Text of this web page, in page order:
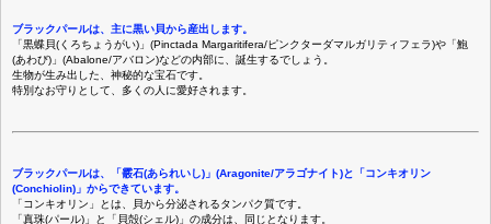
ブラックパールは、主に黒い貝から産出します。
「黒蝶貝(くろちょうがい)」(Pinctada Margaritifera/ピンクターダマルガリティフェラ)や「鮑
(あわび)」(Abalone/アバロン)などの内部に、誕生するでしょう。
生物が生み出した、神秘的な宝石です。
特別なお守りとして、多くの人に愛好されます。
ブラックパールは、「霰石(あられいし)」(Aragonite/アラゴナイト)と「コンキオリン
(Conchiolin)」からできています。
「コンキオリン」とは、貝から分泌されるタンパク質です。
「真珠(パール)」と「貝殻(シェル)」の成分は、同じとなります。